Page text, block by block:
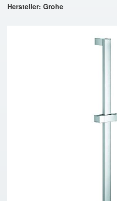
Hersteller: Grohe